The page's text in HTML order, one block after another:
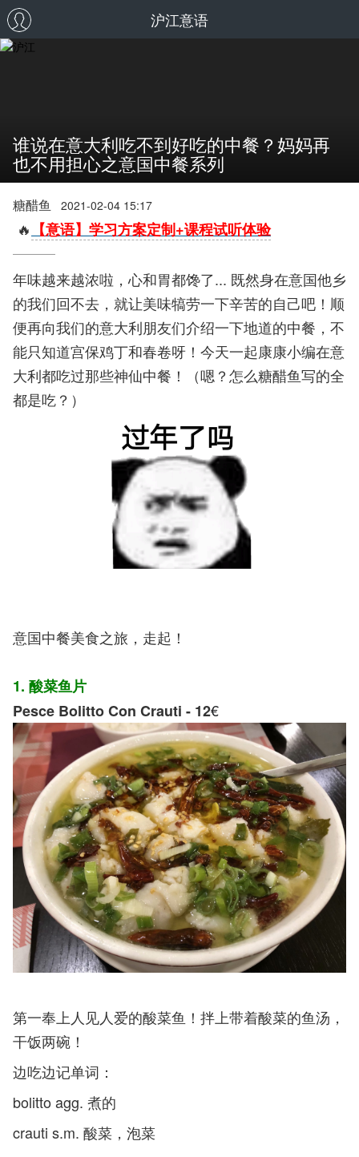
沪江意语
谁说在意大利吃不到好吃的中餐？妈妈再
也不用担心之意国中餐系列
糖醋鱼 2021-02-04 15:17
🔥 【意语】学习方案定制+课程试听体验
年味越来越浓啦，心和胃都馋了... 既然身在意国他乡
的我们回不去，就让美味犒劳一下辛苦的自己吧！顺
便再向我们的意大利朋友们介绍一下地道的中餐，不
能只知道宫保鸡丁和春卷呀！今天一起康康小编在意
大利都吃过那些神仙中餐！（嗯？怎么糖醋鱼写的全
都是吃？）
意国中餐美食之旅，走起！
1. 酸菜鱼片
Pesce Bolitto Con Crauti - 12€
第一奉上人见人爱的酸菜鱼！拌上带着酸菜的鱼汤，
干饭两碗！
边吃边记单词：
bolitto agg. 煮的
crauti s.m. 酸菜，泡菜